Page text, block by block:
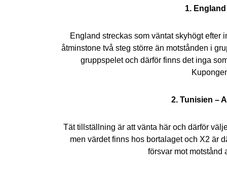
1.
England streckas som väntat skyhögt efter
åtminstone två steg större än motstånden i
gruppspelet och därför finns det inga
2. Tunisien –
Tät tillställning är att vänta här och därför
men värdet finns hos bortalaget och X2 är
försvar mot motstånd